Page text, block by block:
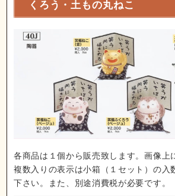
くろう・土もの丸ねこ
各商品は１個から販売致します。画像上
複数入りの表示は小箱（１セット）の入
下さい。また、別途消費税が必要です。